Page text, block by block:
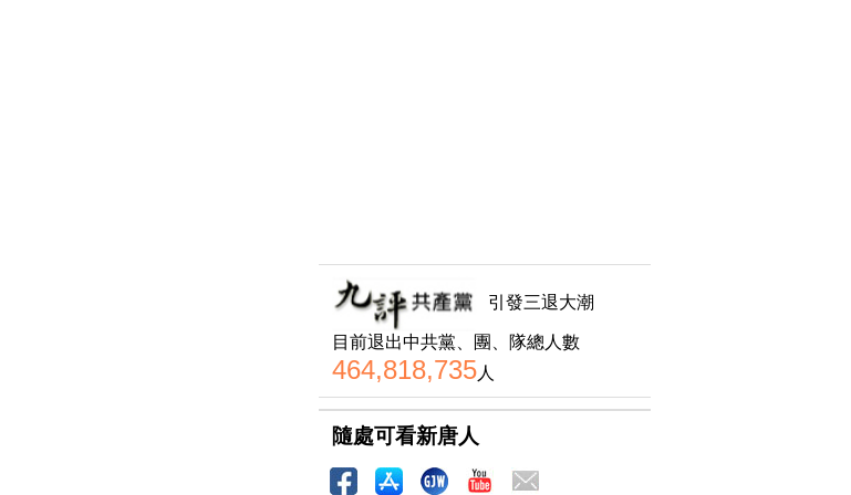
引發三退大潮
目前退出中共黨、團、隊總人數
464,818,735人
隨處可看新唐人